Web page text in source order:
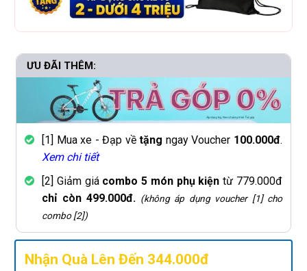
ƯU ĐÃI THÊM:
[1] Mua xe - Đạp vềtặng ngay Voucher 100.000đ.
Xem chi tiết
[2] Giảm giá combo 5 món phụ kiện từ 779.000đ
chỉ còn 499.000đ. (không áp dụng voucher [1] cho
combo [2])
Nhận Quà Lên Đến 344.000đ